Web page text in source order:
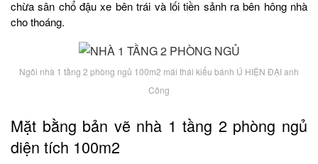
chừa sân chổ đậu xe bên trái và lối tiền sảnh ra bên hông nhà
cho thoáng.
Ngôi nhà 1 tầng 2 phòng ngủ 100m2 mái thái kiểu bánh Ú HIỆN ĐẠI anh
Công
Mặt bằng bản vẽ nhà 1 tầng 2 phòng ngủ
diện tích 100m2